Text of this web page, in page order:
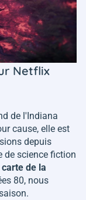
Netflix
de l'Indiana
cause, elle est
depuis
de science fiction
carte de la
80, nous